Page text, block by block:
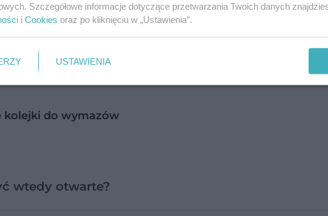
241 tys. 946 zakażeń, zmarło 4 tys. 351 osób.
zasady obowiązują w czerwonej strefie?
kolejki do wymazów
wtedy otwarte?
Szczegółowe informacje dotyczące przetwarzania Twoich danych
i Cookies oraz po kliknięciu w „Ustawienia”.
USTAWIENIA